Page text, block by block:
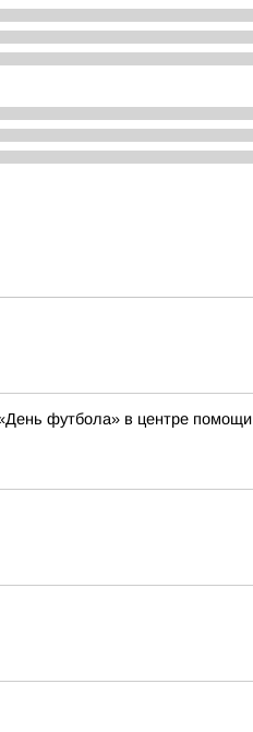
футбола» в центре